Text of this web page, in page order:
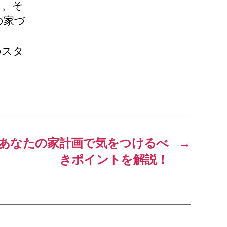
そ
家づ
タ
→
なたの家計画で気をつけるべ
きポイントを解説！